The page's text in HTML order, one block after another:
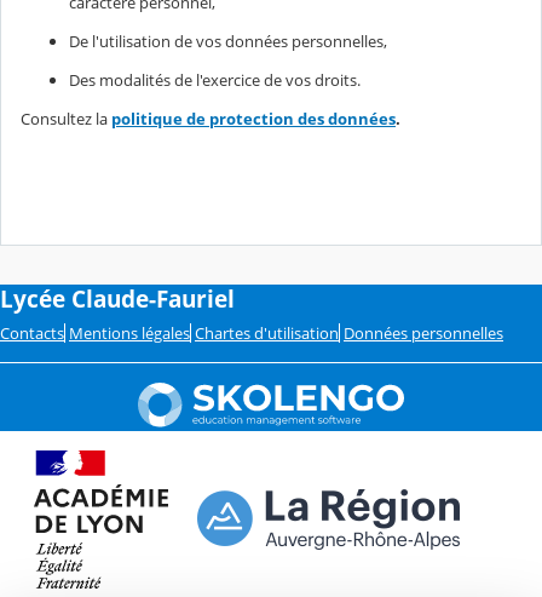
De l'utilisation de vos données personnelles,
Des modalités de l'exercice de vos droits.
Consultez la politique de protection des données.
Lycée Claude-Fauriel
Contacts Mentions légales Chartes d'utilisation Données personnelles